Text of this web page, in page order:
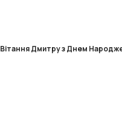
Вітання Дмитру з Днем